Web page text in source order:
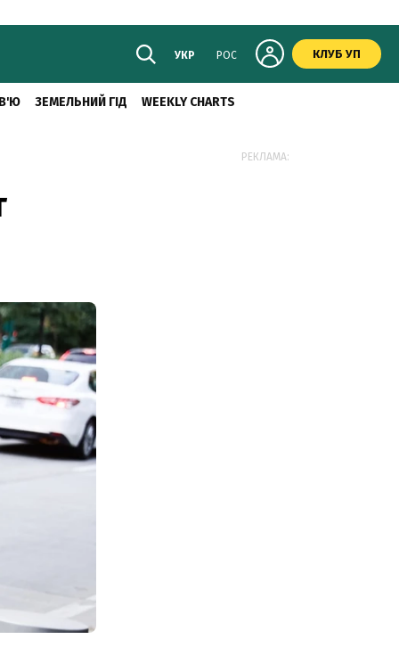
УКР РОС КЛУБ УП
ЗЕМЕЛЬНИЙ ГІД WEEKLY CHARTS
РЕКЛАМА: